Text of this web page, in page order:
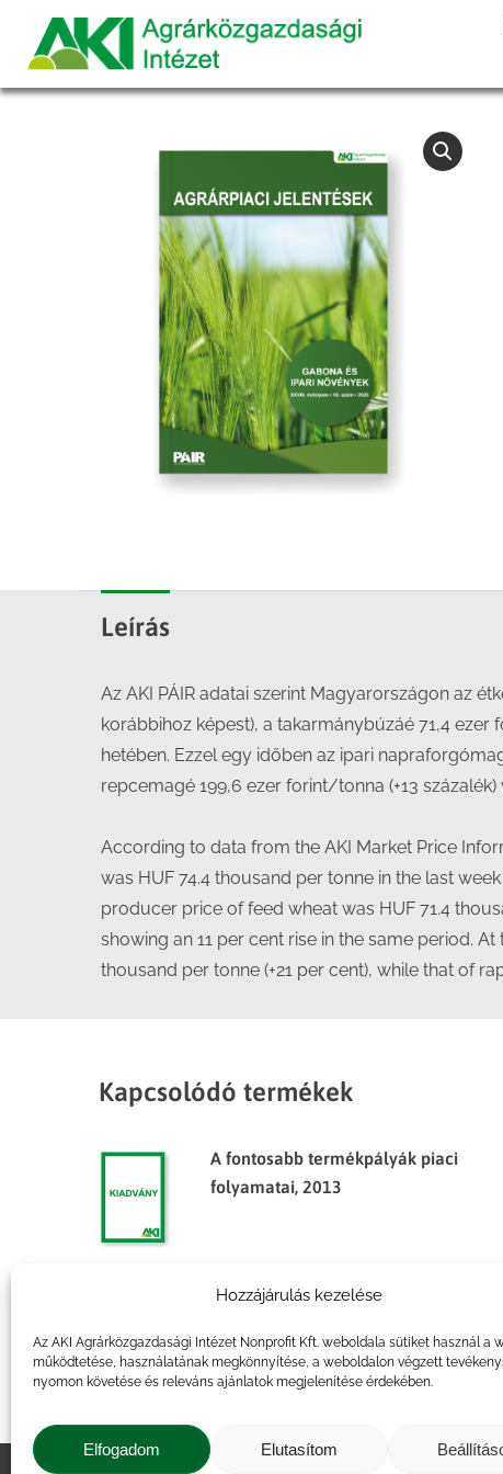
Hozzájárulás kezelése
Az AKI Agrárközgazdasági Intézet Nonprofit Kft. weboldala sütiket használ a
működtetése, használatának megkönnyítése, a weboldalon végzett
nyomon követése és releváns ajánlatok megjelenítése érdekében.
Elfogadom Elutasítom
Leírás
Az AKI PÁIR adatai szerint Magyarországon az
korábbihoz képest), a takarmánybúzáé 71,4
hetében. Ezzel egy időben az ipari
repcemagé 199,6 ezer forint/tonna (+13
According to data from the AKI Market Price
was HUF 74.4 thousand per tonne in the last
producer price of feed wheat was HUF 71.4
showing an 11 per cent rise in the same period.
thousand per tonne (+21 per cent), while that of
Kapcsolódó termékek
A fontosabb termékpályák piaci
folyamatai, 2013
Agrárpiaci jelentések – Gabona
és ipari növények